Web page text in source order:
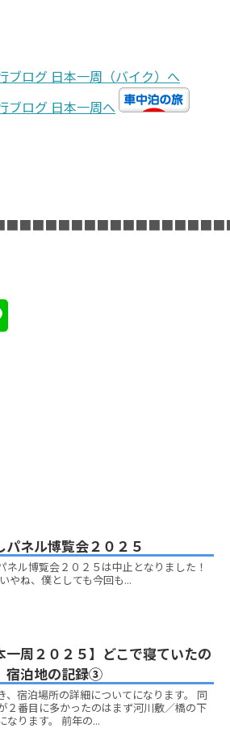
パネル博覧会２０２５
ネル博覧会２０２５は中止となりました！
やね、僕としても今回も...
一周２０２５】どこで寝ていたの
泊地の記録③
、宿泊場所の詳細についてになります。 同
２番目に多かったのはまず河川敷／橋の下
なります。 前年の...